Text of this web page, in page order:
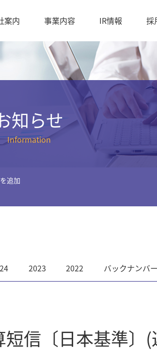
案内 事業内容 IR情報 採
知らせ
Information
追加
2023 2022 バックナンバー
信〔日本基準〕(